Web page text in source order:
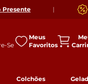
Presente |
Meus
Favoritos
Colchões